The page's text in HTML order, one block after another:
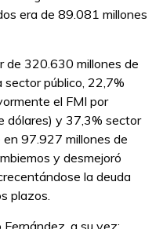
era de 89.081 millones
de 320.630 millones de
sector público, 22,7%
el FMI por
dólares) y 37,3% sector
97.927 millones de
y desmejoró
la deuda
plazos.
a su vez: